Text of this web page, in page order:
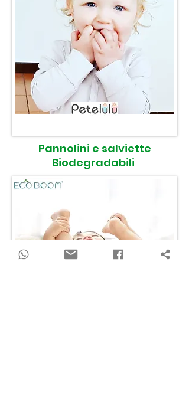
Pannolini e salviette
Biodegradabili